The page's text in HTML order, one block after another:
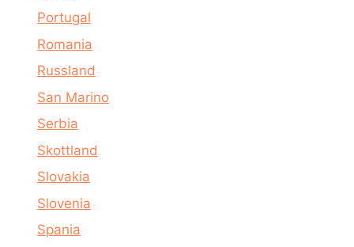
Portugal
Romania
Russland
San Marino
Serbia
Skottland
Slovakia
Slovenia
Spania